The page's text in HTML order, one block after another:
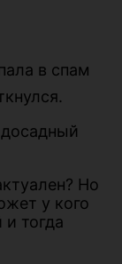
в спам
Но
у кого
тогда